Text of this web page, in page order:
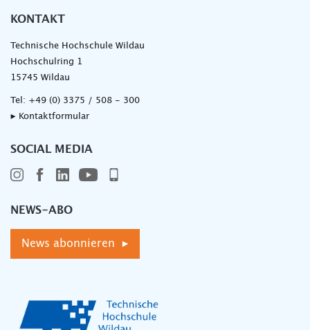
KONTAKT
Technische Hochschule Wildau
Hochschulring 1
15745 Wildau
Tel: +49 (0) 3375 / 508 - 300
▸ Kontaktformular
SOCIAL MEDIA
NEWS-ABO
News abonnieren ▸